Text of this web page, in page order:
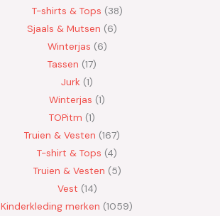
T-shirts & Tops 38
Sjaals & Mutsen 6
Winterjas 6
Tassen 17
Jurk 1
Winterjas 1
TOPitm 1
Truien & Vesten 167
T-shirt & Tops 4
Truien & Vesten 5
Vest 14
Kinderkleding merken 1059